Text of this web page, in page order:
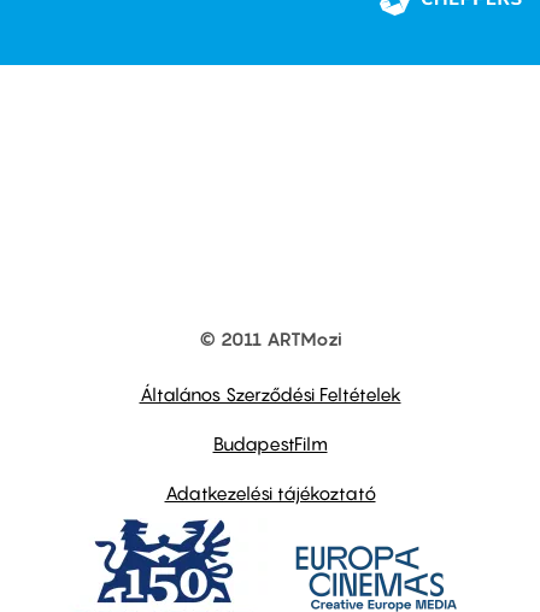
© 2011 ARTMozi
Általános Szerződési Feltételek
BudapestFilm
Adatkezelési tájékoztató